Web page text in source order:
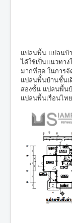
แปลนพื้น แปลนบ้
ได้ใช้เป็นแนวทา
มากที่สุด ในการ
แปลนพื้นบ้านชั้น
สองชั้น แปลนพื้น
แปลนพื้นเรื่อนไ